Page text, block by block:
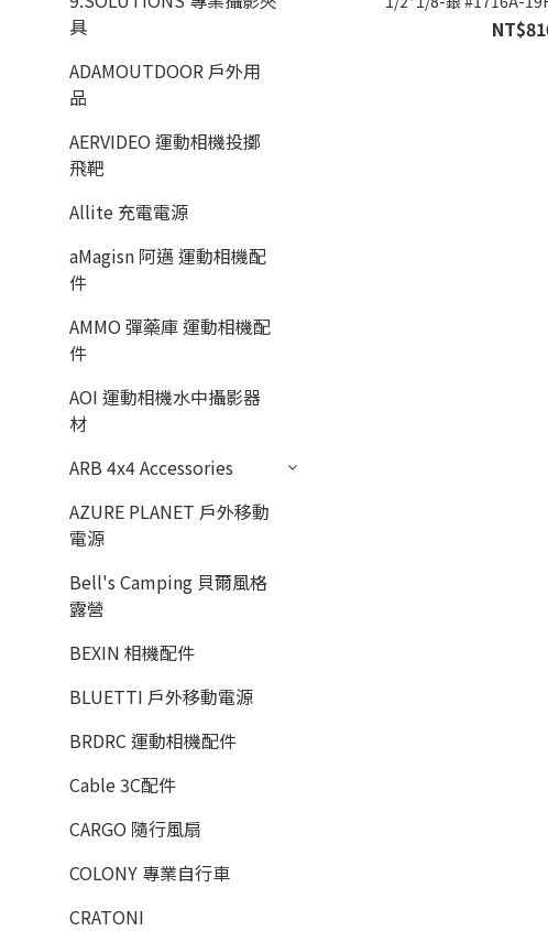
具
ADAMOUTDOOR 戶外用
品
AERVIDEO 運動相機投擲
飛靶
Allite 充電電源
aMagisn 阿邁 運動相機配
件
AMMO 彈藥庫 運動相機配
件
AOI 運動相機水中攝影器
材
ARB 4x4 Accessories
AZURE PLANET 戶外移動
電源
Bell's Camping 貝爾風格
露營
BEXIN 相機配件
BLUETTI 戶外移動電源
BRDRC 運動相機配件
Cable 3C配件
CARGO 隨行風扇
COLONY 專業自行車
CRATONI